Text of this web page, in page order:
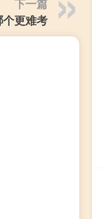
下一篇
更难考